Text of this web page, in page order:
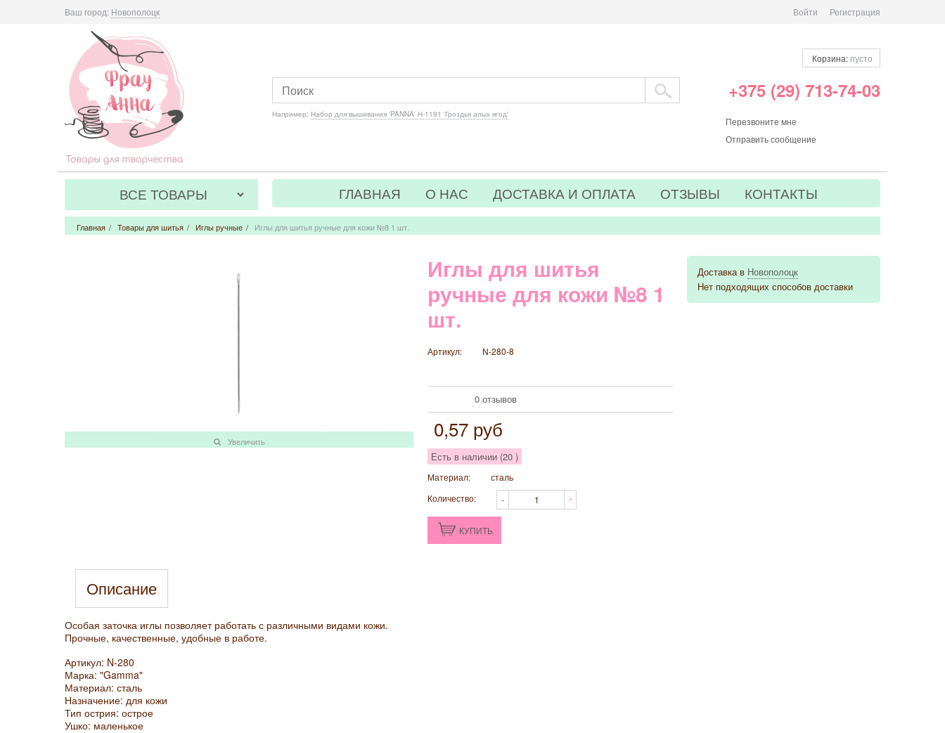
Ваш город: Новополоцк Войти Регистрация
Например: Набор для вышивания 'PANNA' Н-1191 'Гроздья алых ягод'
Корзина: пусто
+375 (29) 713-74-03
Перезвоните мне
Отправить сообщение
ВСЕ ТОВАРЫ ГЛАВНАЯ О НАС ДОСТАВКА И ОПЛАТА ОТЗЫВЫ КОНТАКТЫ
Главная / Товары для шитья / Иглы ручные / Иглы для шитья ручные для кожи №8 1 шт.
Увеличить
Иглы для шитья
ручные для кожи №8 1
шт.
Артикул: N-280-8
0 отзывов
0,57 руб
Есть в наличии (20 )
Материал:
сталь
Количество:
КУПИТЬ
Описание
Особая заточка иглы позволяет работать с различными видами кожи.
Прочные, качественные, удобные в работе.
Артикул: N-280
Марка: "Gamma"
Материал: сталь
Назначение: для кожи
Тип острия: острое
Ушко: маленькое
Доставка в Новополоцк
Нет подходящих способов доставки